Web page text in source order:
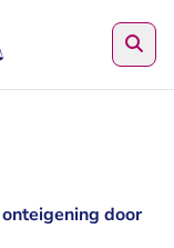
door